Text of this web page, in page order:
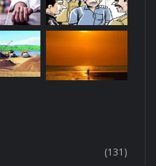
(131)